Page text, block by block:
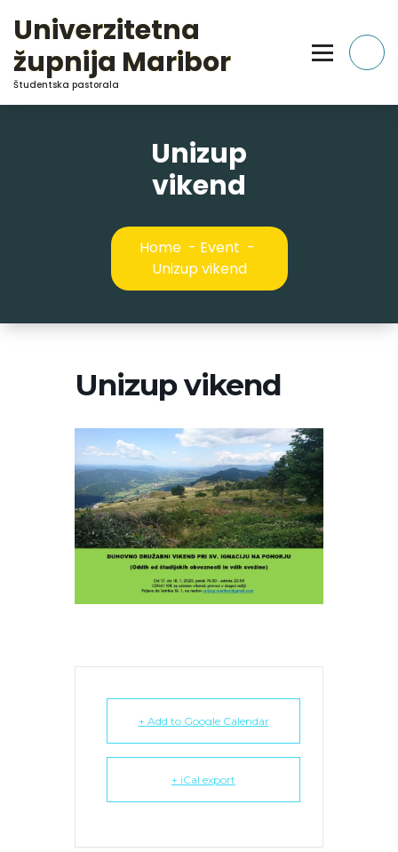
Content
Univerzitetna
župnija Maribor
Študentska pastorala
Unizup
vikend
Home - Event -
Unizup vikend
Unizup vikend
+ Add to Google Calendar
+ iCal export